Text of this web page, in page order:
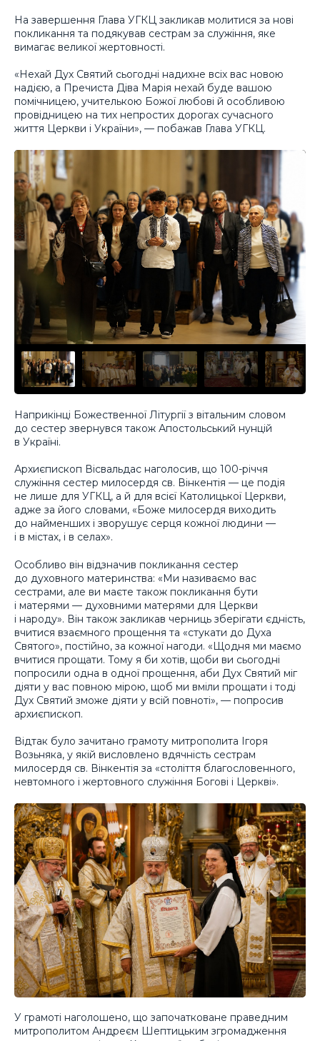
На завершення Глава УГКЦ закликав молитися за нові
покликання та подякував сестрам за служіння, яке
вимагає великої жертовності.
«Нехай Дух Святий сьогодні надихне всіх вас новою
надією, а Пречиста Діва Марія нехай буде вашою
помічницею, учителькою Божої любові й особливою
провідницею на тих непростих дорогах сучасного
життя Церкви і України», — побажав Глава УГКЦ.
Наприкінці Божественної Літургії з вітальним словом
до сестер звернувся також Апостольський нунцій
в Україні.
Архиєпископ Вісвальдас наголосив, що 100-річчя
служіння сестер милосердя св. Вінкентія — це подія
не лише для УГКЦ, а й для всієї Католицької Церкви,
адже за його словами, «Боже милосердя виходить
до найменших і зворушує серця кожної людини —
і в містах, і в селах».
Особливо він відзначив покликання сестер
до духовного материнства: «Ми називаємо вас
сестрами, але ви маєте також покликання бути
і матерями — духовними матерями для Церкви
і народу». Він також закликав черниць зберігати єдність,
вчитися взаємного прощення та «стукати до Духа
Святого», постійно, за кожної нагоди. «Щодня ми маємо
вчитися прощати. Тому я би хотів, щоби ви сьогодні
попросили одна в одної прощення, аби Дух Святий міг
діяти у вас повною мірою, щоб ми вміли прощати і тоді
Дух Святий зможе діяти у всій повноті», — попросив
архиєпископ.
Відтак було зачитано грамоту митрополита Ігоря
Возьняка, у якій висловлено вдячність сестрам
милосердя св. Вінкентія за «століття благословенного,
невтомного і жертовного служіння Богові і Церкві».
У грамоті наголошено, що започатковане праведним
митрополитом Андреєм Шептицьким згромадження